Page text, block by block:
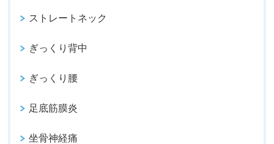
ストレートネック
ぎっくり背中
ぎっくり腰
足底筋膜炎
坐骨神経痛